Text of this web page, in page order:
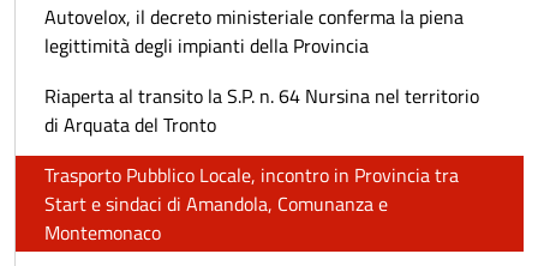
Autovelox, il decreto ministeriale conferma la piena
legittimità degli impianti della Provincia
Riaperta al transito la S.P. n. 64 Nursina nel territorio
di Arquata del Tronto
Trasporto Pubblico Locale, incontro in Provincia tra
Start e sindaci di Amandola, Comunanza e
Montemonaco